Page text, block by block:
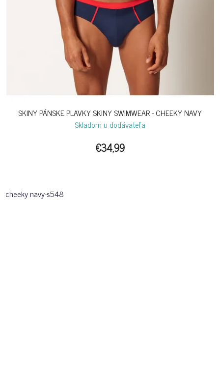
SKINY PÁNSKE PLAVKY SKINY SWIMWEAR - CHEEKY NAVY
Skladom u dodávateľa
€34,99
cheeky navy-s548